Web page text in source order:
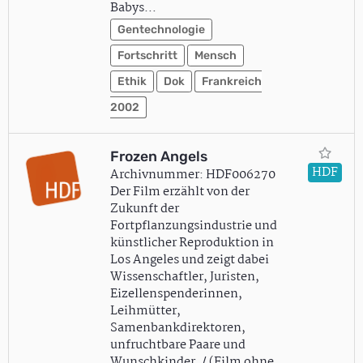
Babys…
Gentechnologie
Fortschritt
Mensch
Ethik
Dok
Frankreich
2002
Frozen Angels
Archivnummer: HDF006270
Der Film erzählt von der
Zukunft der
Fortpflanzungsindustrie und
künstlicher Reproduktion in
Los Angeles und zeigt dabei
Wissenschaftler, Juristen,
Eizellenspenderinnen,
Leihmütter,
Samenbankdirektoren,
unfruchtbare Paare und
HDF